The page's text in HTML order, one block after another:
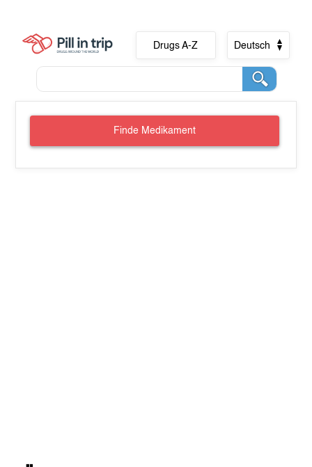
Drugs A-Z Deutsch
Finde Medikament